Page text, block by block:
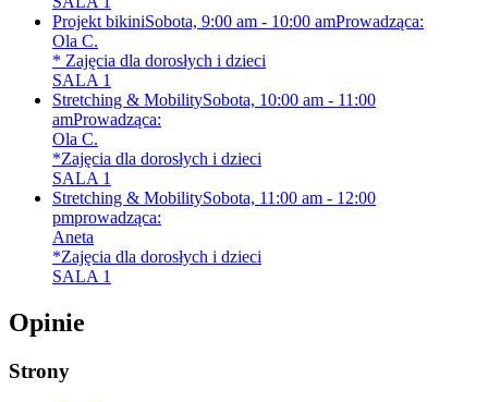
Projekt bikiniSobota, 9:00 am - 10:00 amProwadząca:
Ola C.
* Zajęcia dla dorosłych i dzieci
SALA 1
Stretching & MobilitySobota, 10:00 am - 11:00
amProwadząca:
Ola C.
*Zajęcia dla dorosłych i dzieci
SALA 1
Stretching & MobilitySobota, 11:00 am - 12:00
pmprowadząca:
Aneta
*Zajęcia dla dorosłych i dzieci
SALA 1
Opinie
Strony